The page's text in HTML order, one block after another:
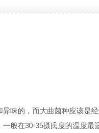
味的，而大曲菌种应该是经
般在30-35摄氏度的温度最